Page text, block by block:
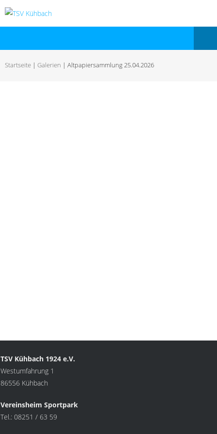
Startseite | Galerien | Altpapiersammlung 25.04.2026
TSV Kühbach 1924 e.V.
Westumfahrung 1
86556 Kühbach
Vereinsheim Sportpark
Tel.: 08251 / 63 59